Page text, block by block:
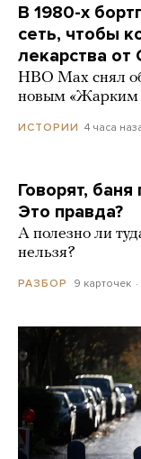
В 1980-х
сеть, чтобы
лекарства
HBO Max снял
новым «Жарким
ИСТОРИИ 4 часа
Говорят,
Это правда?
А полезно ли
нельзя?
РАЗБОР 9 карточек